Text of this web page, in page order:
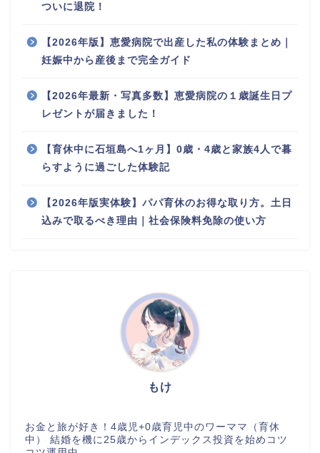
ついに退院！
【2026年版】恵愛病院で出産した私の体験まとめ｜
妊娠中から産後まで完全ガイド
【2026年最新・写真多数】恵愛病院の１歳誕生日プ
レゼントが届きました！
【育休中に石垣島へ1ヶ月】0歳・4歳と家族4人で暮
らすように過ごした体験記
【2026年版実体験】パパ育休のお得な取り方。土日
込みで取るべき理由｜社会保険料免除の使い方
もけ
お金と旅が好き！4歳児+0歳育児中のワーママ（育休
中） 結婚を機に25歳からインデックス投資を始めコツ